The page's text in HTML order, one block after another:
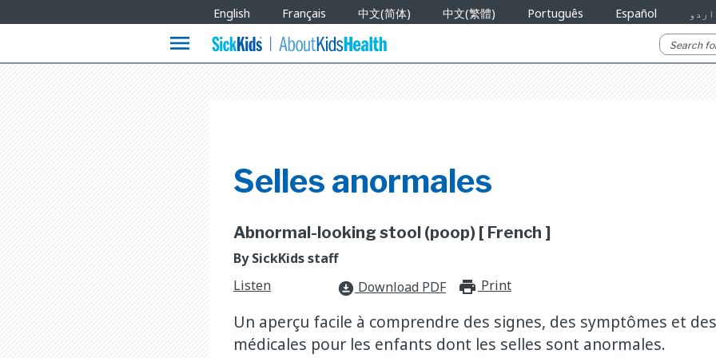
Languages
English Français 中文(简体) 中文(繁體) Português Español اردو
menu
Selles anormales
Abnormal-looking stool (poop) [ French ]
By SickKids staff
Listen
download_for_offline Download PDF print_for_offline
Print
Un aperçu facile à comprendre des signes, des symptômes et
médicales pour les enfants dont les selles sont anormales.